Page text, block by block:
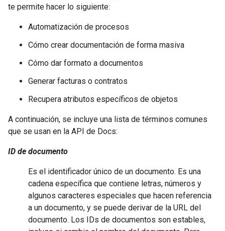
te permite hacer lo siguiente:
Automatización de procesos
Cómo crear documentación de forma masiva
Cómo dar formato a documentos
Generar facturas o contratos
Recupera atributos específicos de objetos
A continuación, se incluye una lista de términos comunes
que se usan en la API de Docs:
ID de documento
Es el identificador único de un documento. Es una
cadena específica que contiene letras, números y
algunos caracteres especiales que hacen referencia
a un documento, y se puede derivar de la URL del
documento. Los IDs de documentos son estables,